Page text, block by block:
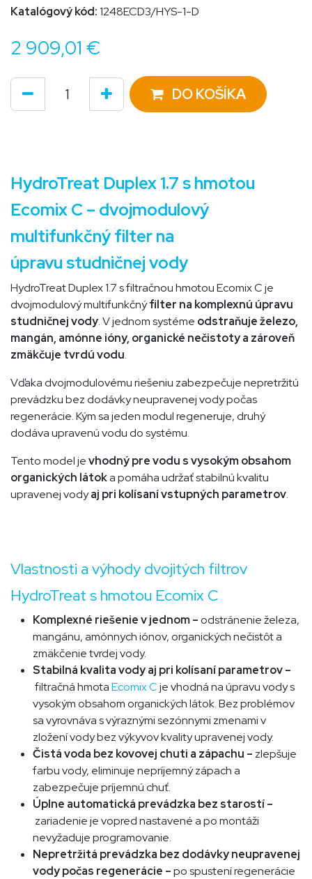
Katalógový kód:1248ECD3/HYS-1-D
2 909,01 €
DO KOŠÍKA
HydroTreat Duplex 1.7 s hmotou
Ecomix C – dvojmodulový
multifunkčný filter na
úpravu studničnej vody
HydroTreat Duplex 1.7 s filtračnou hmotou Ecomix C je
dvojmodulový multifunkčnýfilter na komplexnú úpravu
studničnej vody. V jednom systéme odstraňuje železo,
mangán, amónne ióny, organické nečistoty a zároveň
zmäkčuje tvrdú vodu.
Vďaka dvojmodulovému riešeniu zabezpečuje nepretržitú
prevádzku bez dodávky neupravenej vody počas
regenerácie. Kým sa jeden modul regeneruje, druhý
dodáva upravenú vodu do systému.
Tento model jevhodný pre vodu s vysokým obsahom
organických látoka pomáha udržať stabilnú kvalitu
upravenej vodyaj pri kolísaní vstupných parametrov.
Vlastnosti a výhody dvojitých filtrov
HydroTreat s hmotou Ecomix C
Komplexné riešenie v jednom –odstránenie železa,
mangánu, amónnych iónov, organických nečistôt a
zmäkčenie tvrdej vody.
Stabilná kvalita vody aj pri kolísaní parametrov –
filtračná hmotaEcomix Cje vhodná na úpravu vody s
vysokým obsahom organických látok. Bez problémov
sa vyrovnáva s výraznými sezónnymi zmenami v
zložení vody bez výkyvov kvality upravenej vody.
Čistá voda bez kovovej chuti a zápachu – zlepšuje
farbu vody, eliminuje nepríjemný zápach a
zabezpečuje príjemnú chuť.
Úplne automatická prevádzka bez starostí –
zariadenie je vopred nastavené a po montáži
nevyžaduje programovanie.
Nepretržitá prevádzka bez dodávky neupravenej
vody počas regenerácie –po spustení regenerácie